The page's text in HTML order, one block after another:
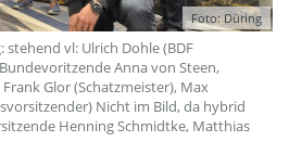
Foto: Düring
stehend vl: Ulrich Dohle (BDF
Anna von Steen,
Glor (Schatzmeister), Max
Nicht im Bild, da hybrid
Henning Schmidtke, Matthias